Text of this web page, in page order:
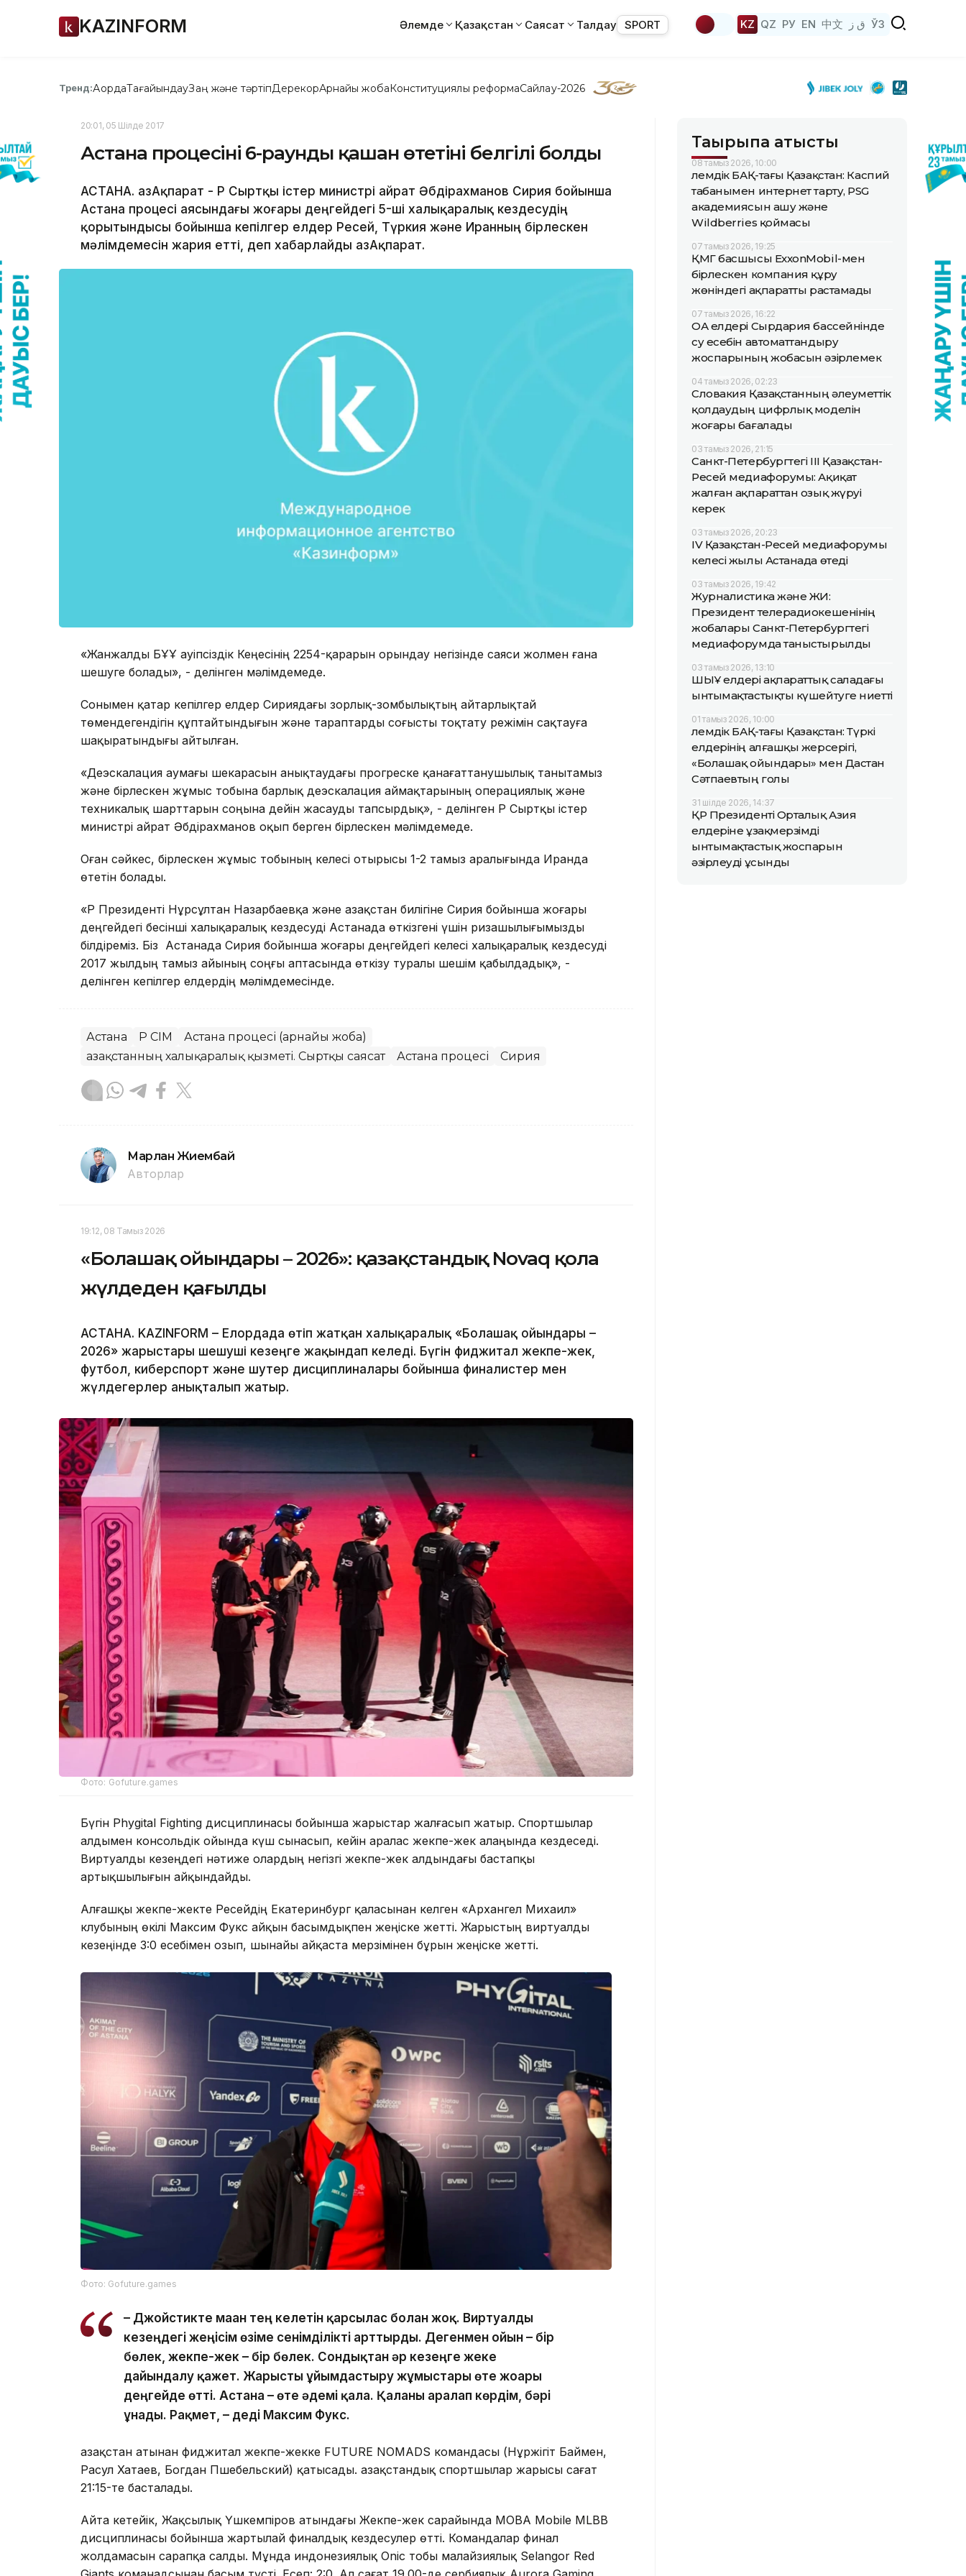
KAZINFORM Әлемде Қазақстан Саясат Талдау SPORT KZ QZ РУ EN 中文 ق ز ЎЗ
Тренд:АқордаТағайындауЗаң және тәртіпДерекқорАрнайы жобаКонституциялық реформаСайлау-2026
20:01, 05 Шілде 2017
Астана процесінің 6-раунды қашан өтетіні белгілі болды
АСТАНА. ҚазАқпарат - ҚР Сыртқы істер министрі Қайрат Әбдірахманов Сирия бойынша
Астана процесі аясындағы жоғары деңгейдегі 5-ші халықаралық кездесудің
қорытындысы бойынша кепілгер елдер Ресей, Түркия және Иранның бірлескен
мәлімдемесін жария етті, деп хабарлайды ҚазАқпарат.
«Жанжалды БҰҰ Қауіпсіздік Кеңесінің 2254-қарарын орындау негізінде саяси жолмен ғана
шешуге болады», - делінген мәлімдемеде.
Сонымен қатар кепілгер елдер Сириядағы зорлық-зомбылықтың айтарлықтай
төмендегендігін құптайтындығын және тараптарды соғысты тоқтату режімін сақтауға
шақыратындығы айтылған.
«Деэскалация аумағы шекарасын анықтаудағы прогреске қанағаттанушылық танытамыз
және бірлескен жұмыс тобына барлық деэскалация аймақтарының операциялық және
техникалық шарттарын соңына дейін жасауды тапсырдық», - делінген ҚР Сыртқы істер
министрі Қайрат Әбдірахманов оқып берген бірлескен мәлімдемеде.
Оған сәйкес, бірлескен жұмыс тобының келесі отырысы 1-2 тамыз аралығында Иранда
өтетін болады.
«ҚР Президенті Нұрсұлтан Назарбаевқа және Қазақстан билігіне Сирия бойынша жоғары
деңгейдегі бесінші халықаралық кездесуді Астанада өткізгені үшін ризашылығымызды
білдіреміз. Біз Астанада Сирия бойынша жоғары деңгейдегі келесі халықаралық кездесуді
2017 жылдың тамыз айының соңғы аптасында өткізу туралы шешім қабылдадық», -
делінген кепілгер елдердің мәлімдемесінде.
Астана ҚР СІМ
Астана процесі (арнайы жоба)
Қазақстанның халықаралық қызметі. Сыртқы саясат
Астана процесі Сирия
Марлан Жиембай
Авторлар
19:12, 08 Тамыз 2026
«Болашақ ойындары – 2026»: қазақстандық Novaq қола
жүлдеден қағылды
АСТАНА. KAZINFORM – Елордада өтіп жатқан халықаралық «Болашақ ойындары –
2026» жарыстары шешуші кезеңге жақындап келеді. Бүгін фиджитал жекпе-жек,
футбол, киберспорт және шутер дисциплиналары бойынша финалистер мен
жүлдегерлер анықталып жатыр.
Фото: Gofuture.games
Бүгін Phygital Fighting дисциплинасы бойынша жарыстар жалғасып жатыр. Спортшылар
алдымен консольдік ойында күш сынасып, кейін аралас жекпе-жек алаңында кездеседі.
Виртуалды кезеңдегі нәтиже олардың негізгі жекпе-жек алдындағы бастапқы
артықшылығын айқындайды.
Алғашқы жекпе-жекте Ресейдің Екатеринбург қаласынан келген «Архангел Михаил»
клубының өкілі Максим Фукс айқын басымдықпен жеңіске жетті. Жарыстың виртуалды
кезеңінде 3:0 есебімен озып, шынайы айқаста мерзімінен бұрын жеңіске жетті.
Фото: Gofuture.games
– Джойстикте маған тең келетін қарсылас болған жоқ. Виртуалды
кезеңдегі жеңісім өзіме сенімділікті арттырды. Дегенмен ойын – бір
бөлек, жекпе-жек – бір бөлек. Сондықтан әр кезеңге жеке
дайындалу қажет. Жарысты ұйымдастыру жұмыстары өте жоғары
деңгейде өтті. Астана – өте әдемі қала. Қаланы аралап көрдім, бәрі
ұнады. Рақмет, – деді Максим Фукс.
Қазақстан атынан фиджитал жекпе-жекке FUTURE NOMADS командасы (Нұржігіт Баймен,
Расул Хатаев, Богдан Пшебельский) қатысады. Қазақстандық спортшылар жарысы сағат
21:15-те басталады.
Айта кетейік, Жақсылық Үшкемпіров атындағы Жекпе-жек сарайында MOBA Mobile MLBB
дисциплинасы бойынша жартылай финалдық кездесулер өтті. Командалар финал
жолдамасын сарапқа салды. Мұнда индонезиялық Onic тобы малайзиялық Selangor Red
Тақырыпқа қатысты
08 тамыз 2026, 10:00
Әлемдік БАҚ-тағы Қазақстан: Каспий
табанымен интернет тарту, PSG
академиясын ашу және
Wildberries қоймасы
07 тамыз 2026, 19:25
ҚМГ басшысы ExxonMobil-мен
бірлескен компания құру
жөніндегі ақпаратты растамады
07 тамыз 2026, 16:22
ОА елдері Сырдария бассейнінде
су есебін автоматтандыру
жоспарының жобасын әзірлемек
04 тамыз 2026, 02:23
Словакия Қазақстанның әлеуметтік
қолдаудың цифрлық моделін
жоғары бағалады
03 тамыз 2026, 21:15
Санкт-Петербургтегі III Қазақстан-
Ресей медиафорумы: Ақиқат
жалған ақпараттан озық жүруі
керек
03 тамыз 2026, 20:23
IV Қазақстан-Ресей медиафорумы
келесі жылы Астанада өтеді
03 тамыз 2026, 19:42
Журналистика және ЖИ:
Президент телерадиокешенінің
жобалары Санкт-Петербургтегі
медиафорумда таныстырылды
03 тамыз 2026, 13:10
ШЫҰ елдері ақпараттық саладағы
ынтымақтастықты күшейтуге ниетті
01 тамыз 2026, 10:00
Әлемдік БАҚ-тағы Қазақстан: Түркі
елдерінің алғашқы жерсерігі,
«Болашақ ойындары» мен Дастан
Сәтпаевтың голы
31 шілде 2026, 14:37
ҚР Президенті Орталық Азия
елдеріне ұзақмерзімді
ынтымақтастық жоспарын
әзірлеуді ұсынды